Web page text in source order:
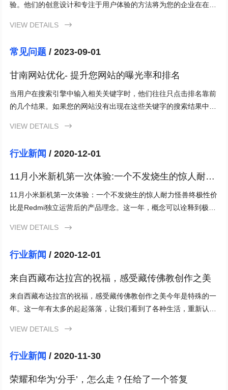
验。他们的创意设计和专注于用户体验的方法将为您的企业在在线
的网站，为您的业务带来成功。
VIEW DETAILS 
常见问题 / 2023-09-01
甘南网站优化- 提升您网站的曝光率和排名
当用户在搜索引擎中输入相关关键字时，他们往往只点击排名靠前
的几个结果。如果您的网站没有出现在这些关键字的搜索结果中，
网站获得更高的搜索引擎排名，从而增加用户的点击率并带来更多
值和相关性的信息，这将提高您网站的曝光率和可见性。
VIEW DETAILS 
行业新闻 / 2020-12-01
11月小米新机第一次体验:一个不发烧生的惊人耐力
11月小米新机第一次体验：一个不发烧生的惊人耐力怪兽终极性价
比是Redmi独立运营后的产品理念。这一年，概念可以诠释到极
VIEW DETAILS

行业新闻 / 2020-12-01
来自西藏布达拉宫的祝福，感受藏传佛教创作之美
来自西藏布达拉宫的祝福，感受藏传佛教创作之美今年是特殊的一
年。这一年有太多的起起落落，让我们看到了各种生活，重新认识
VIEW DETAILS

行业新闻 / 2020-11-30
荣耀和华为‘分手’，怎么走？任给了一个答复